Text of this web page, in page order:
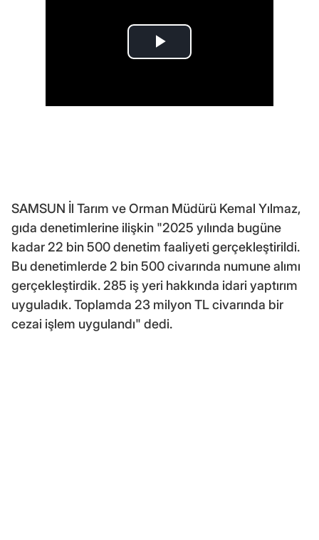
SAMSUN İl Tarım ve Orman Müdürü Kemal Yılmaz,
gıda denetimlerine ilişkin "2025 yılında bugüne
kadar 22 bin 500 denetim faaliyeti gerçekleştirildi.
Bu denetimlerde 2 bin 500 civarında numune alımı
gerçekleştirdik. 285 iş yeri hakkında idari yaptırım
uyguladık. Toplamda 23 milyon TL civarında bir
cezai işlem uygulandı" dedi.